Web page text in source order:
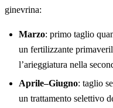
ginevrina:
Marzo: primo taglio
un fertilizzante
l’arieggiatura nella
Aprile–Giugno: taglio
un trattamento selettivo